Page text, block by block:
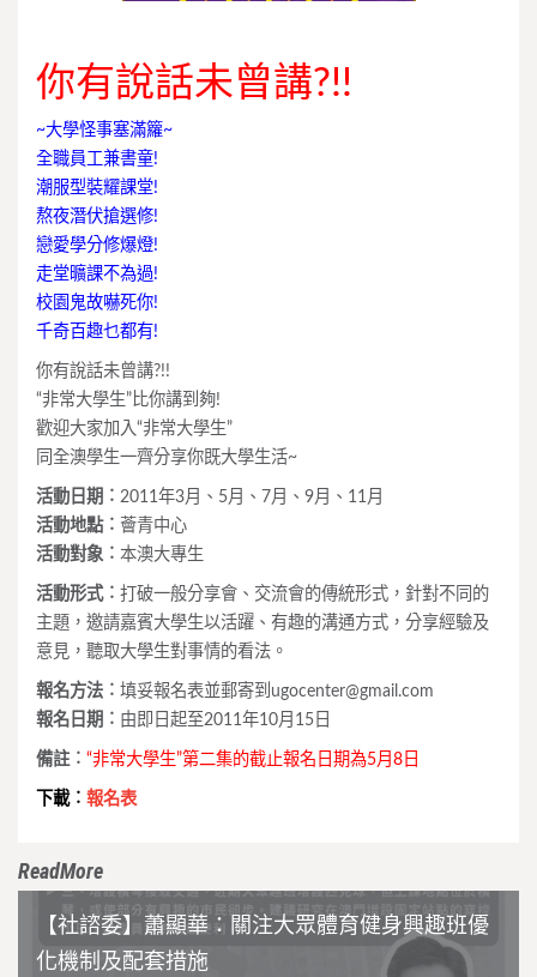
你有說話未曾講?!!
~大學怪事塞滿籮~
全職員工兼書童!
潮服型裝耀課堂!
熬夜潛伏搶選修!
戀愛學分修爆燈!
走堂曠課不為過!
校園鬼故嚇死你!
千奇百趣乜都有!
你有說話未曾講?!!
“非常大學生”比你講到夠!
歡迎大家加入“非常大學生”
同全澳學生一齊分享你既大學生活~
活動日期︰ 2011年3月、5月、7月、9月、11月
活動地點︰ 薈青中心
活動對象︰ 本澳大專生
活動形式︰ 打破一般分享會、交流會的傳統形式，針對不同的
主題，邀請嘉賓大學生以活躍、有趣的溝通方式，分享經驗及
意見，聽取大學生對事情的看法。
報名方法︰ 填妥報名表並郵寄到 ugocenter@gmail.com
報名日期︰ 由即日起至2011年10月15日
備註︰ “非常大學生”第二集的截止報名日期為5月8日
下載︰ 報名表
ReadMore
【社諮委】蕭顯華：關注大眾體育健身興趣班優
化機制及配套措施